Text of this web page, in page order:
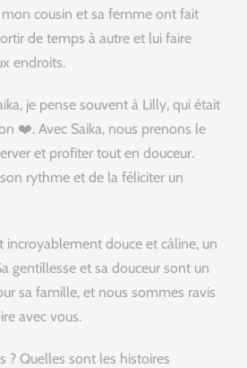
cousin et sa femme ont fait
de temps à autre et lui faire
endroits.
je pense souvent à Lilly, qui était
❤️. Avec Saika, nous prenons le
et profiter tout en douceur.
son rythme et de la féliciter un
incroyablement douce et câline, un
gentillesse et sa douceur sont un
sa famille, et nous sommes ravis
avec vous.
? Quelles sont les histoires